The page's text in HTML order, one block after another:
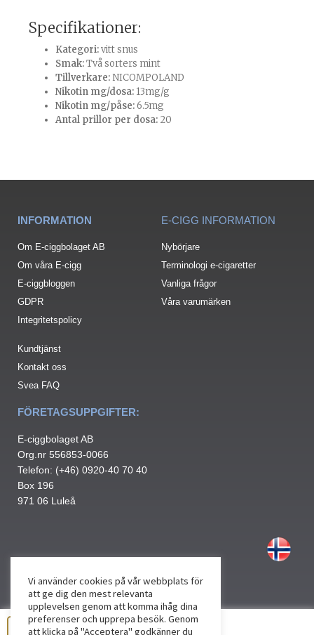
Specifikationer:
Kategori:vitt snus
Smak:Två sorters mint
Tillverkare: NICOMPOLAND
Nikotin mg/dosa: 13mg/g
Nikotin mg/påse:6.5mg
Antal prillor per dosa: 20
INFORMATION
Om E-ciggbolaget AB
Om våra E-cigg
E-ciggbloggen
GDPR
Integritetspolicy
Kundtjänst
Kontakt oss
Svea FAQ
E-CIGG INFORMATION
Nybörjare
Terminologi e-cigaretter
Vanliga frågor
Våra varumärken
FÖRETAGSUPPGIFTER:
E-ciggbolaget AB
Org.nr 556853-0066
Telefon: (+46) 0920-40 70 40
Box 196
971 06 Luleå
Vi använder cookies på vår webbplats för
att ge dig den mest relevanta
upplevelsen genom att komma ihåg dina
preferenser och upprepa besök. Genom
att klicka på "Acceptera" godkänner du